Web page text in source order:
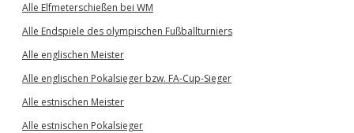
Alle Elfmeterschießen bei WM
Alle Endspiele des olympischen Fußballturniers
Alle englischen Meister
Alle englischen Pokalsieger bzw. FA-Cup-Sieger
Alle estnischen Meister
Alle estnischen Pokalsieger